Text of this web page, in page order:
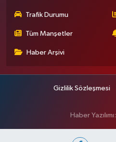
Trafik Durumu
Tüm Manşetler
Haber Arşivi
Gizlilik Sözleşmesi
Haber Yazılımı: